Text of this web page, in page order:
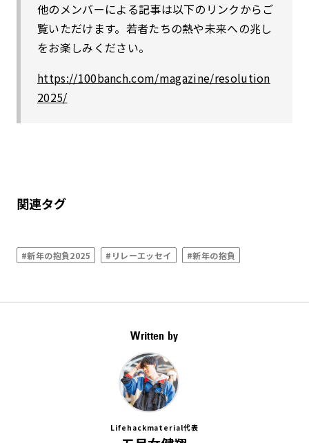
他のメンバーによる記事は以下のリンクからご
覧いただけます。若者たちの熱や未来への兆し
をお楽しみください。
https://100banch.com/magazine/resolution
2025/
関連タグ
#新年の抱負2025 #リレーエッセイ #新年の抱負
Written by
Lifehackmaterial代表